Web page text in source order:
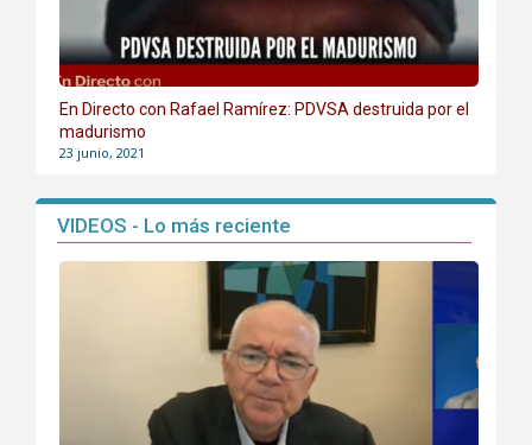
En Directo con Rafael Ramírez: PDVSA destruida por el
madurismo
23 junio, 2021
VIDEOS - Lo más reciente